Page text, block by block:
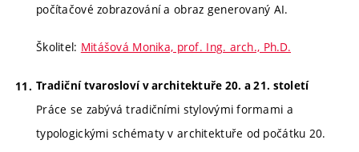
počítačové zobrazování a obraz generovaný AI.
Školitel: Mitášová Monika, prof. Ing. arch., Ph.D.
Tradiční tvarosloví v architektuře 20. a 21. století
Práce se zabývá tradičními stylovými formami a
typologickými schématy v architektuře od počátku 20.